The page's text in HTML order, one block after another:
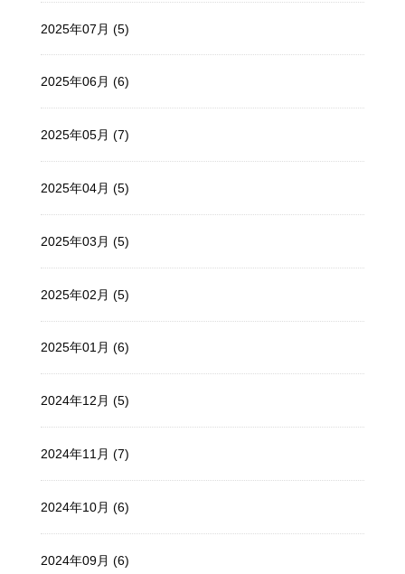
2025年07月 (5)
2025年06月 (6)
2025年05月 (7)
2025年04月 (5)
2025年03月 (5)
2025年02月 (5)
2025年01月 (6)
2024年12月 (5)
2024年11月 (7)
2024年10月 (6)
2024年09月 (6)